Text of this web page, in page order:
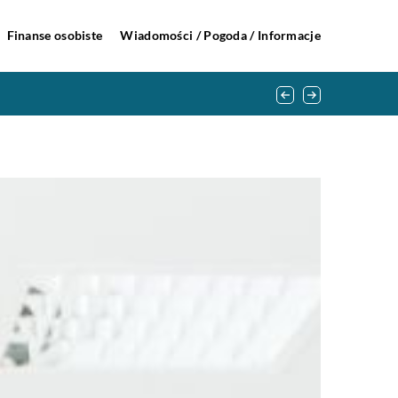
Finanse osobiste Wiadomości / Pogoda / Informacje